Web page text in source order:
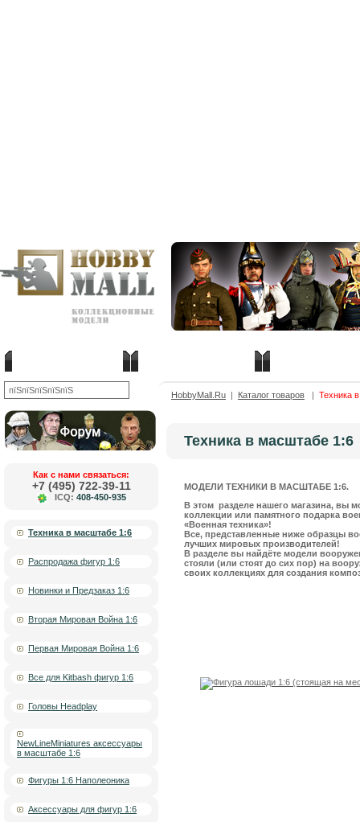
Как с нами связаться:
+7 (495) 722-39-11
ICQ: 408-450-935
Техника в масштабе 1:6
Распродажа фигур 1:6
Новинки и Предзаказ 1:6
Вторая Мировая Война 1:6
Первая Мировая Война 1:6
Все для Kitbash фигур 1:6
Головы Headplay
NewLineMiniatures аксессуары
в масштабе 1:6
Фигуры 1:6 Наполеоника
Аксессуары для фигур 1:6
HobbyMall.Ru | Каталог товаров | Техника
Техника в масштабе 1:6
МОДЕЛИ ТЕХНИКИ В МАСШТАБЕ 1:6.
В этом разделе нашего магазина, вы
коллекции или памятного подарка
«Военная техника»!
Все, представленные ниже образцы
лучших мировых производителей!
В разделе вы найдёте модели
стояли (или стоят до сих пор) на
своих коллекциях для создания